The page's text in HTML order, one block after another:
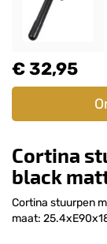
€ 32,95
Cortina
black
Cortina stuurpen
maat: